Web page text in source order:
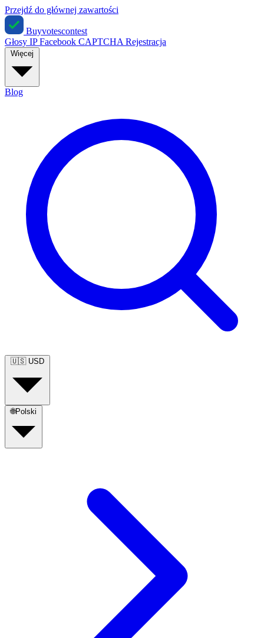
Przejdź do głównej zawartości
Buyvotescontest
Głosy IPFacebook CAPTCHA Rejestracja
Blog
🇺🇸 USD
🌐Polski